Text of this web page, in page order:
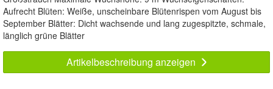
Aufrecht Blüten: Weiße, unscheinbare Blütenrispen vom August bis
September Blätter: Dicht wachsende und lang zugespitzte, schmale,
länglich grüne Blätter
Artikelbeschreibung anzeigen